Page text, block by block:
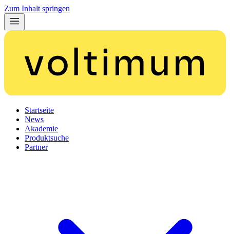
Zum Inhalt springen
Startseite
News
Akademie
Produktsuche
Partner